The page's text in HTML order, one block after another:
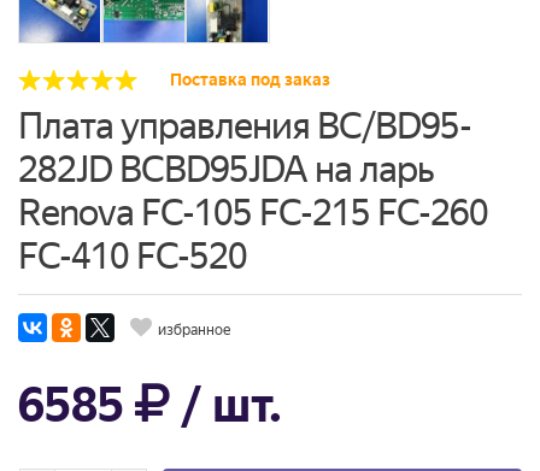
Поставка под заказ
Плата управления BC/BD95-
282JD BCBD95JDA на ларь
Renova FC-105 FC-215 FC-260
FC-410 FC-520
избранное
6585 / шт.